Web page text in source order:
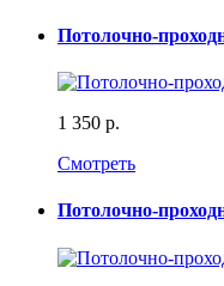
Потолочно-
1 350 р.
Смотреть
Потолочно-